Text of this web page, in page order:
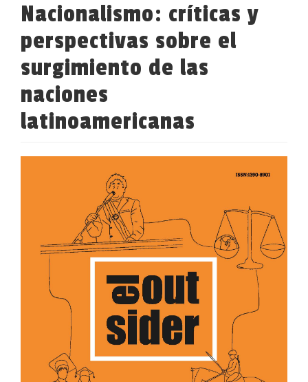
Nacionalismo: críticas y
perspectivas sobre el
surgimiento de las
naciones
latinoamericanas
artículo